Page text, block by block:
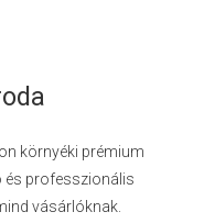
környéki prémium
és professzionális
vásárlóknak.